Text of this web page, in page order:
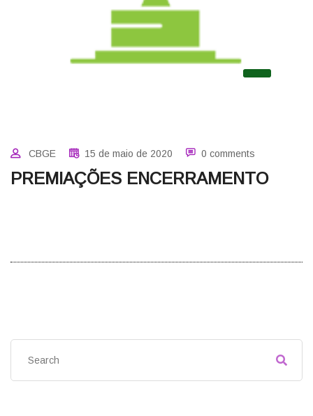
CBGE 15 de maio de 2020 0 comments
PREMIAÇÕES ENCERRAMENTO